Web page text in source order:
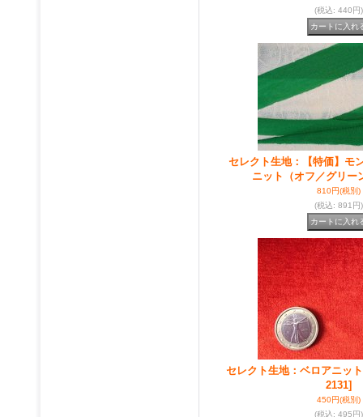
(税込: 440円)
セレクト生地：【特価】モ
ニット（オフ／グリー
810円(税別)
(税込: 891円)
セレクト生地：ベロアニッ
2131]
450円(税別)
(税込: 495円)